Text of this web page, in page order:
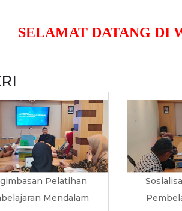
DATANG DI WEB
Pelatihan
Mendalam